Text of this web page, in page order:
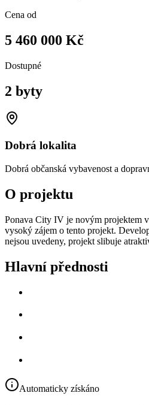
Cena od
5 460 000 Kč
Dostupné
2 byty
Dobrá lokalita
Dobrá občanská vybavenost a
O projektu
Ponava City IV je novým projektem
vysoký zájem o tento projekt.
nejsou uvedeny, projekt slibuje
Hlavní přednosti
Automaticky získáno